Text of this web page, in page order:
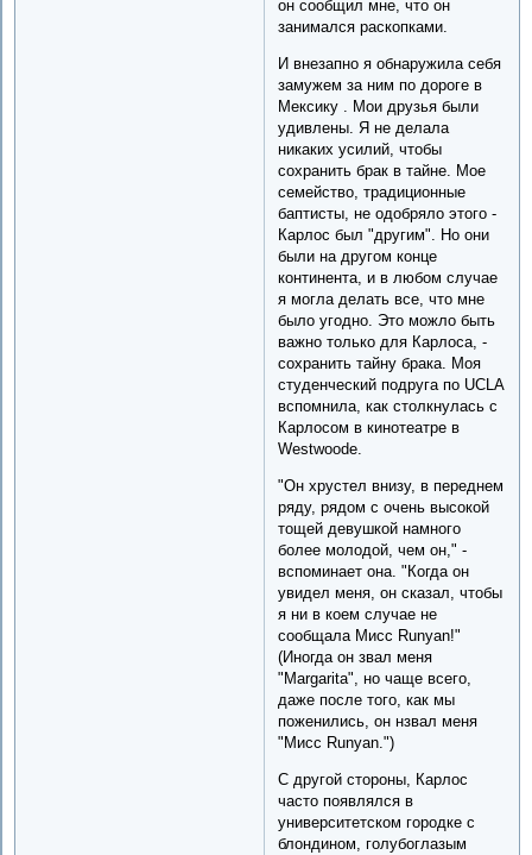
он сообщил мне, что он
занимался раскопками.
И внезапно я обнаружила себя
замужем за ним по дороге в
Мексику . Мои друзья были
удивлены. Я не делала
никаких усилий, чтобы
сохранить брак в тайне. Мое
семейство, традиционные
баптисты, не одобряло этого -
Карлос был "другим". Но они
были на другом конце
континента, и в любом случае
я могла делать все, что мне
было угодно. Это можло быть
важно только для Карлоса, -
сохранить тайну брака. Моя
студенческий подруга по UCLA
вспомнила, как столкнулась с
Карлосом в кинотеатре в
Westwoodе.
"Он хрустел внизу, в переднем
ряду, рядом с очень высокой
тощей девушкой намного
более молодой, чем он," -
вспоминает она. "Когда он
увидел меня, он сказал, чтобы
я ни в коем случае не
сообщала Мисс Runyan!"
(Иногда он звал меня
"Margarita", но чаще всего,
даже после того, как мы
поженились, он нзвал меня
"Мисс Runyan.")
С другой стороны, Карлос
часто появлялся в
университетском городке с
блондином, голубоглазым